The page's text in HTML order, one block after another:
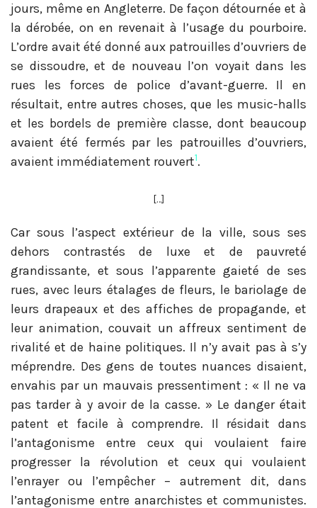
jours, même en Angleterre. De façon détournée et à
la dérobée, on en revenait à l’usage du pourboire.
L’ordre avait été donné aux patrouilles d’ouvriers de
se dissoudre, et de nouveau l’on voyait dans les
rues les forces de police d’avant-guerre. Il en
résultait, entre autres choses, que les music-halls
et les bordels de première classe, dont beaucoup
avaient été fermés par les patrouilles d’ouvriers,
avaient immédiatement rouvert1.
[…]
Car sous l’aspect extérieur de la ville, sous ses
dehors contrastés de luxe et de pauvreté
grandissante, et sous l’apparente gaieté de ses
rues, avec leurs étalages de fleurs, le bariolage de
leurs drapeaux et des affiches de propagande, et
leur animation, couvait un affreux sentiment de
rivalité et de haine politiques. Il n’y avait pas à s’y
méprendre. Des gens de toutes nuances disaient,
envahis par un mauvais pressentiment : « Il ne va
pas tarder à y avoir de la casse. » Le danger était
patent et facile à comprendre. Il résidait dans
l’antagonisme entre ceux qui voulaient faire
progresser la révolution et ceux qui voulaient
l’enrayer ou l’empêcher – autrement dit, dans
l’antagonisme entre anarchistes et communistes.